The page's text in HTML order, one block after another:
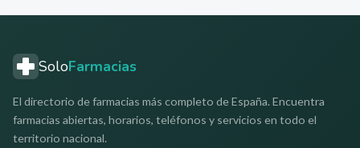
SoloFarmacias
El directorio de farmacias más completo de España. Encuentra
farmacias abiertas, horarios, teléfonos y servicios en todo el
territorio nacional.